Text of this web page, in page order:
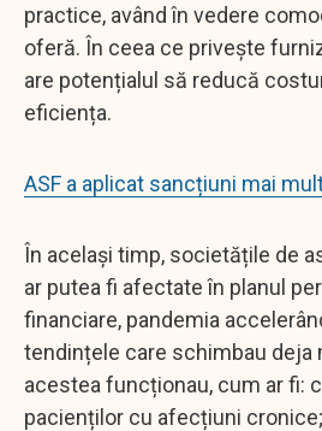
practice, având în vedere
oferă. În ceea ce privește
are potențialul să reducă
eficiența.
ASF a aplicat sancțiuni mai
În același timp, societățile de
ar putea fi afectate în planul
financiare, pandemia
tendințele care schimbau deja
acestea funcționau, cum ar fi:
pacienților cu afecțiuni